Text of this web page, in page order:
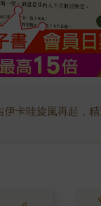
卡哇旋風再起，